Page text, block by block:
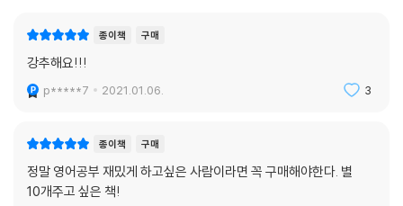
UNIT 4 상황에 따라 기분 나쁘게 들릴 수 있는 skinny
UNIT 5 오랜만에 만난 지인의 연애사를 물어볼 때는 How’s your love li
UNIT 6 여성에게는 절대 선생님의 의미가 아닌 sir
UNIT 8 주로 윗사람이 아랫사람에게 쓰는 Keep up the good work.
PART 2 나를 한층 돋보이게 하는 표현 & 패턴들
종이책 구매
강추해요!!!
p*****7 2021.01.06. 3
종이책 구매
정말 영어공부 재밌게 하고싶은 사람이라면 꼭 구매해야한다. 별
10개주고 싶은 책!